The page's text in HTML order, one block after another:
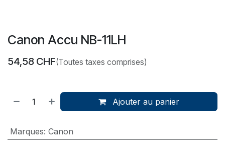
Canon Accu NB-11LH
54,58 CHF(Toutes taxes comprises)
Ajouter au panier
Marques: Canon